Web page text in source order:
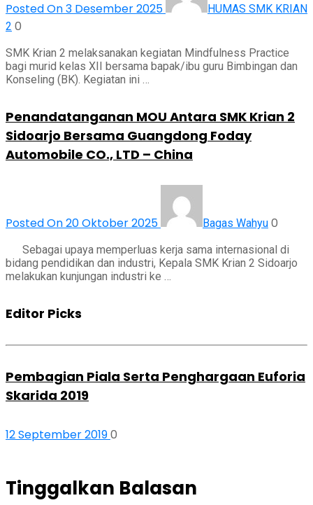
Posted On 3 Desember 2025
HUMAS SMK KRIAN
2 0
SMK Krian 2 melaksanakan kegiatan Mindfulness Practice
bagi murid kelas XII bersama bapak/ibu guru Bimbingan dan
Konseling (BK). Kegiatan ini …
Penandatanganan MOU Antara SMK Krian 2
Sidoarjo Bersama Guangdong Foday
Automobile CO., LTD – China
Posted On 20 Oktober 2025 Bagas Wahyu 0
Sebagai upaya memperluas kerja sama internasional di
bidang pendidikan dan industri, Kepala SMK Krian 2 Sidoarjo
melakukan kunjungan industri ke …
Editor Picks
Pembagian Piala Serta Penghargaan Euforia
Skarida 2019
12 September 20190
Tinggalkan Balasan